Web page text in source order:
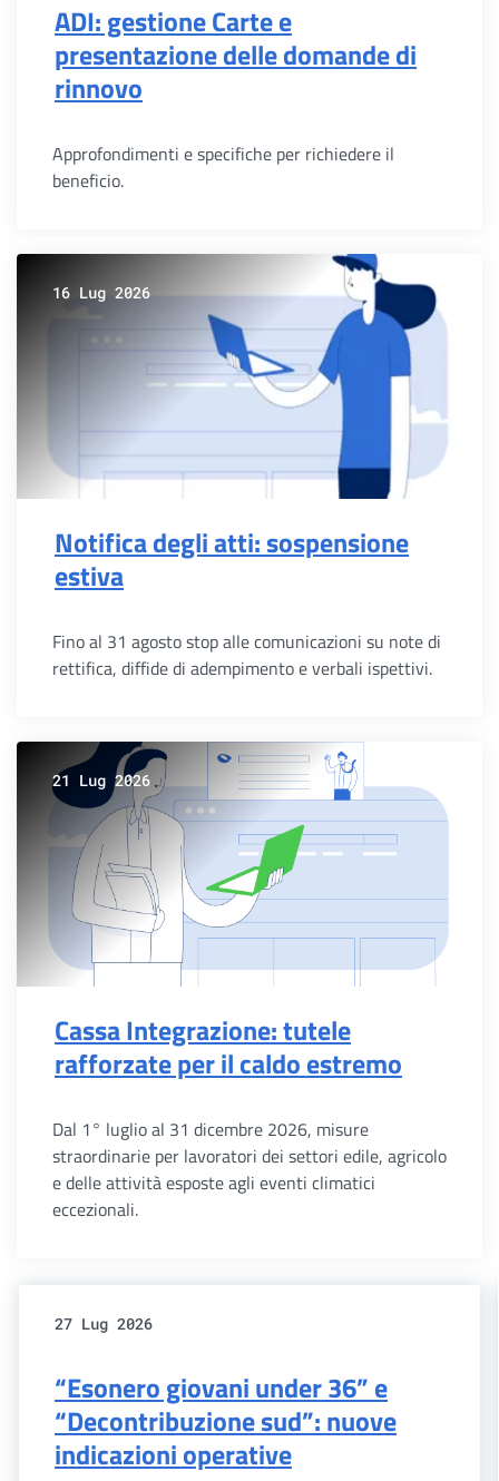
ADI: gestione Carte e
presentazione delle domande di
rinnovo
Approfondimenti e specifiche per richiedere il
beneficio.
16 Lug 2026
Notifica degli atti: sospensione
estiva
Fino al 31 agosto stop alle comunicazioni su note di
rettifica, diffide di adempimento e verbali ispettivi.
21 Lug 2026
Cassa Integrazione: tutele
rafforzate per il caldo estremo
Dal 1° luglio al 31 dicembre 2026, misure
straordinarie per lavoratori dei settori edile, agricolo
e delle attività esposte agli eventi climatici
eccezionali.
27 Lug 2026
“Esonero giovani under 36” e
“Decontribuzione sud”: nuove
indicazioni operative